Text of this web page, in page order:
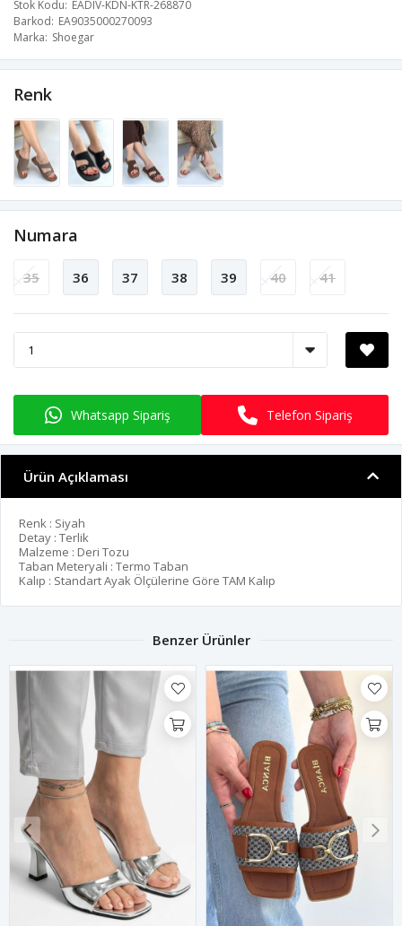
Stok Kodu EADIV-KDN-KTR-268870
Barkod EA9035000270093
Marka Shoegar
Renk
Numara
35 36 37 38 39 40 41
Whatsapp Sipariş Telefon Sipariş
Ürün Açıklaması
Renk : Siyah
Detay : Terlik
Malzeme : Deri Tozu
Taban Meteryali : Termo Taban
Kalıp : Standart Ayak Ölçülerine Göre TAM Kalıp
Benzer Ürünler